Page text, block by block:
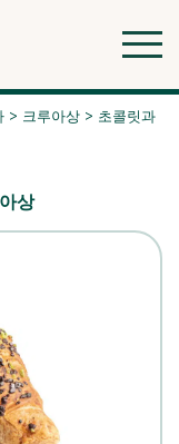
> 크루아상 > 초콜릿과
상